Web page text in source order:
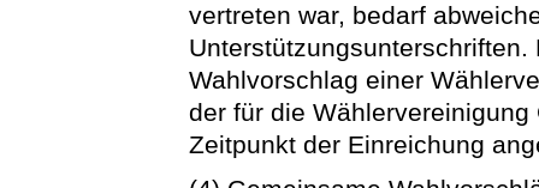
vertreten war, bedarf
Wahlvorschlag einer
der für die
Zeitpunkt der Einreichung